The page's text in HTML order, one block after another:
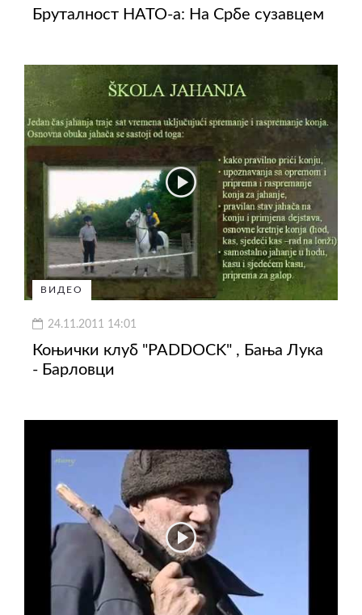
Бруталност НАТО-а: На Србе сузавцем
ВИДЕО
24.11.2011 14:01
Коњички клуб "PADDOCK" , Бања Лука
- Барловци